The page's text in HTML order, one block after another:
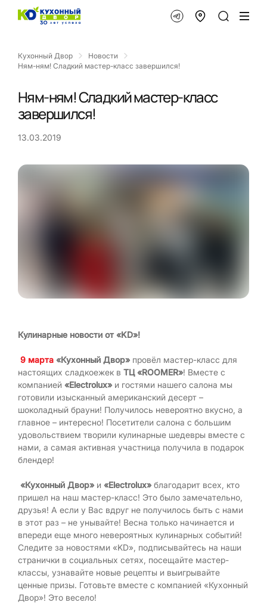
Кухонный Двор
Новости
Ням-ням! Сладкий мастер-класс завершился!
Ням-ням! Сладкий мастер-класс
завершился!
13.03.2019
Кулинарные новости от «KD»!
9 марта «Кухонный Двор»провёл мастер-класс для
настоящих сладкоежек в ТЦ «ROOMER»! Вместе с
компанией «Electrolux»и гостями нашего салона мы
готовили изысканный американский десерт –
шоколадный брауни! Получилось невероятно вкусно, а
главное – интересно! Посетители салона с большим
удовольствием творили кулинарные шедевры вместе с
нами, а самая активная участница получила в подарок
блендер!
«Кухонный Двор»и «Electrolux»благодарит всех, кто
пришел на наш мастер-класс! Это было замечательно,
друзья! А если у Вас вдруг не получилось быть с нами
в этот раз – не унывайте! Весна только начинается и
впереди еще много невероятных кулинарных событий!
Следите за новостями «KD», подписывайтесь на наши
странички в социальных сетях, посещайте мастер-
классы, узнавайте новые рецепты и выигрывайте
ценные призы. Готовьте вместе с компанией «Кухонный
Двор»! Это весело!